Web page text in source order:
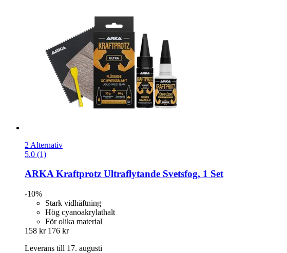
2 Alternativ
5.0 (1)
ARKAKraftprotz Ultraflytande Svetsfog, 1 Set
-10%
Stark vidhäftning
Hög cyanoakrylathalt
För olika material
158 kr 176 kr
Leverans till 17. augusti